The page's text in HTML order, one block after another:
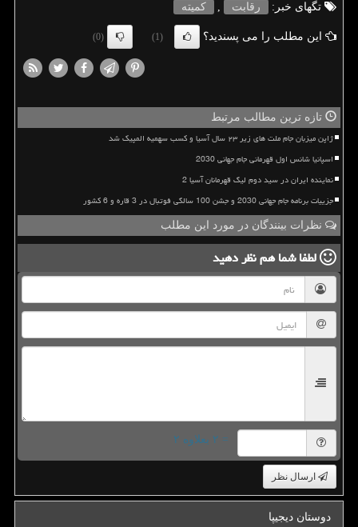
تگهای خبر:
رقابت , كمیته
این مطلب را می پسندید؟ (1)
(0)
تازه ترین مطالب مرتبط
ژاپن میزبان جام ملت های زیر ۲۳ سال آسیا و کسب سهمیه المپیک شد
اسپانیا شانس اول قهرمانی جام جهانی 2030
نماینده ایران در سید دوم لیگ قهرمانان آسیا 2
جزییات برنامه جام جهانی 2030 و جشن 100 سالگی فوتبال در 3 قاره و 6 کشور
نظرات بینندگان در مورد این مطلب
لطفا شما همنظر دهید
= ۲ بعلاوه ۲
ارسال نظر
دوستان دیجیپا